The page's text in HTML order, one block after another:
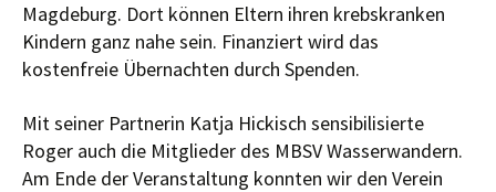
Magdeburg. Dort können Eltern ihren krebskranken
Kindern ganz nahe sein. Finanziert wird das
kostenfreie Übernachten durch Spenden.
Mit seiner Partnerin Katja Hickisch sensibilisierte
Roger auch die Mitglieder des MBSV Wasserwandern.
Am Ende der Veranstaltung konnten wir den Verein